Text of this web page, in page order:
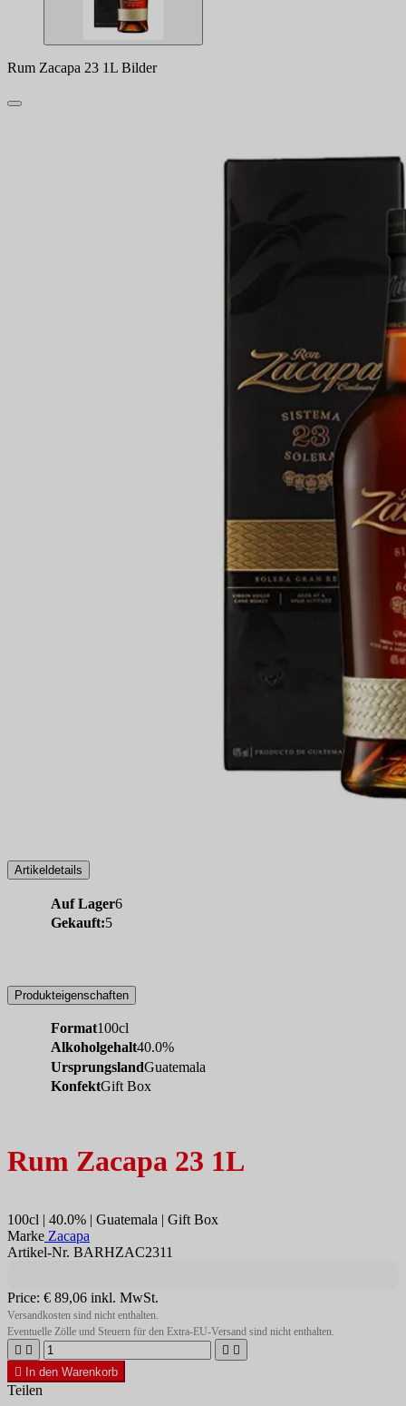
Rum Zacapa 23 1L Bilder
Artikeldetails
Auf Lager6
Gekauft:5
Produkteigenschaften
Format100cl
Alkoholgehalt40.0%
UrsprungslandGuatemala
KonfektGift Box
Rum Zacapa 23 1L
100cl | 40.0% | Guatemala | Gift Box
Marke Zacapa
Artikel-Nr. BARHZAC2311
Price: € 89,06 inkl. MwSt.
Versandkosten sind nicht enthalten.
Eventuelle Zölle und Steuern für den Extra-EU-Versand sind nicht enthalten.
   

In den Warenkorb
Teilen